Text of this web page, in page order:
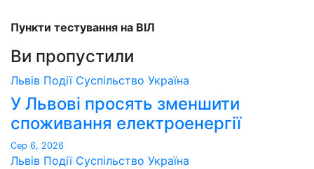
Пункти тестування на ВІЛ
Ви пропустили
Львів Події Суспільство Україна
У Львові просять зменшити
споживання електроенергії
Сер 6, 2026
Львів Події Суспільство Україна